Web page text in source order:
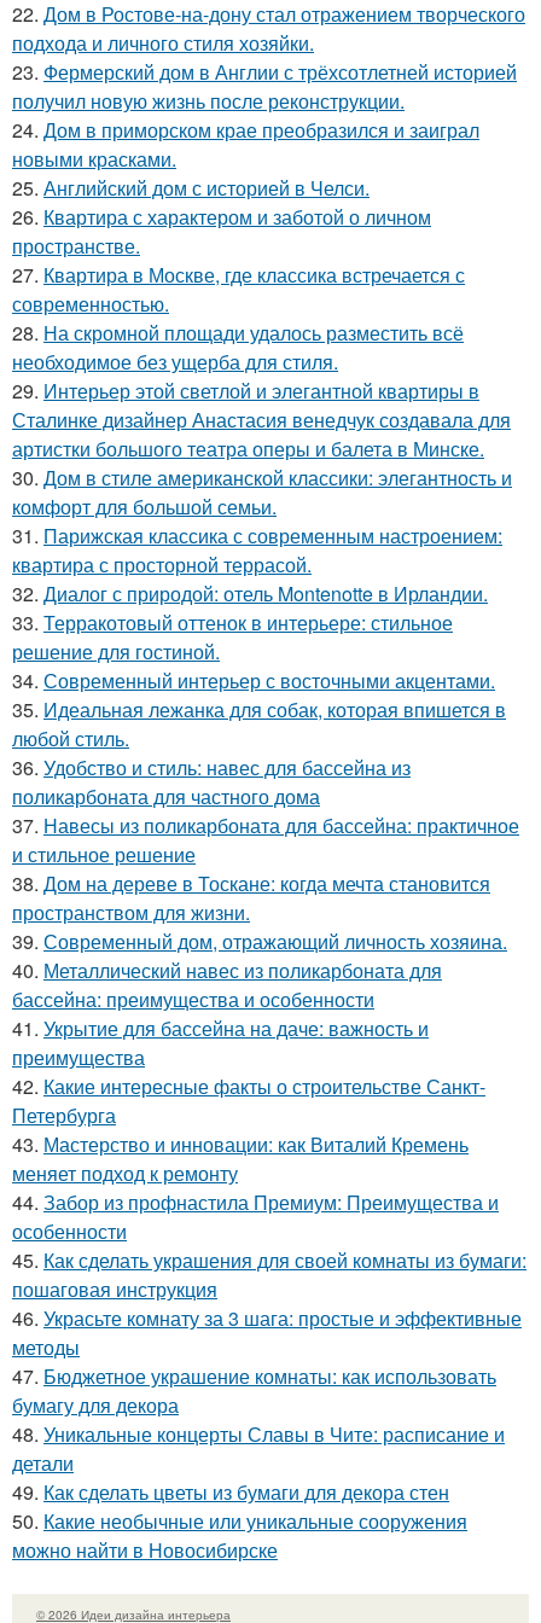
22. Дом в Ростове-на-дону стал отражением творческого
подхода и личного стиля хозяйки.
23. Фермерский дом в Англии с трёхсотлетней историей
получил новую жизнь после реконструкции.
24. Дом в приморском крае преобразился и заиграл
новыми красками.
25. Английский дом с историей в Челси.
26. Квартира с характером и заботой о личном
пространстве.
27. Квартира в Москве, где классика встречается с
современностью.
28. На скромной площади удалось разместить всё
необходимое без ущерба для стиля.
29. Интерьер этой светлой и элегантной квартиры в
Сталинке дизайнер Анастасия венедчук создавала для
артистки большого театра оперы и балета в Минске.
30. Дом в стиле американской классики: элегантность и
комфорт для большой семьи.
31. Парижская классика с современным настроением:
квартира с просторной террасой.
32. Диалог с природой: отель Montenotte в Ирландии.
33. Терракотовый оттенок в интерьере: стильное
решение для гостиной.
34. Современный интерьер с восточными акцентами.
35. Идеальная лежанка для собак, которая впишется в
любой стиль.
36. Удобство и стиль: навес для бассейна из
поликарбоната для частного дома
37. Навесы из поликарбоната для бассейна: практичное
и стильное решение
38. Дом на дереве в Тоскане: когда мечта становится
пространством для жизни.
39. Современный дом, отражающий личность хозяина.
40. Металлический навес из поликарбоната для
бассейна: преимущества и особенности
41. Укрытие для бассейна на даче: важность и
преимущества
42. Какие интересные факты о строительстве Санкт-
Петербурга
43. Мастерство и инновации: как Виталий Кремень
меняет подход к ремонту
44. Забор из профнастила Премиум: Преимущества и
особенности
45. Как сделать украшения для своей комнаты из бумаги:
пошаговая инструкция
46. Украсьте комнату за 3 шага: простые и эффективные
методы
47. Бюджетное украшение комнаты: как использовать
бумагу для декора
48. Уникальные концерты Славы в Чите: расписание и
детали
49. Как сделать цветы из бумаги для декора стен
50. Какие необычные или уникальные сооружения
можно найти в Новосибирске
© 2026 Идеи дизайна интерьера